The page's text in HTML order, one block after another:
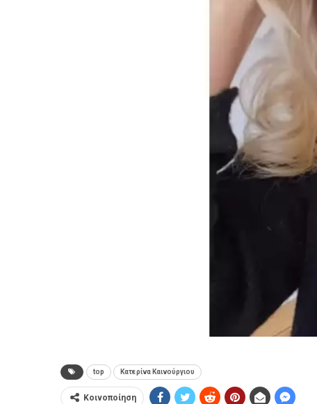
top Κατερίνα Καινούργιου
Κοινοποίηση